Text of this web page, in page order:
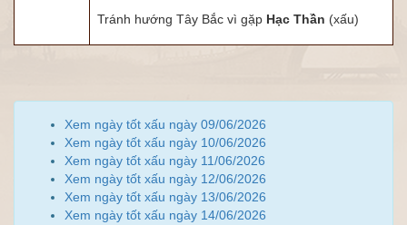
Tránh hướng Tây Bắc vì gặp Hạc Thần (xấu)
Xem ngày tốt xấu ngày 09/06/2026
Xem ngày tốt xấu ngày 10/06/2026
Xem ngày tốt xấu ngày 11/06/2026
Xem ngày tốt xấu ngày 12/06/2026
Xem ngày tốt xấu ngày 13/06/2026
Xem ngày tốt xấu ngày 14/06/2026